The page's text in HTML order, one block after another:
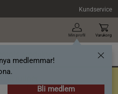
Kundservice
Min profil
medlemmar!
Bli medlem
Varukorg
rutiner
här- Upp till 40%